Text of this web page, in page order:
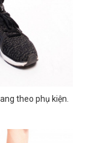
theo phụ kiện.